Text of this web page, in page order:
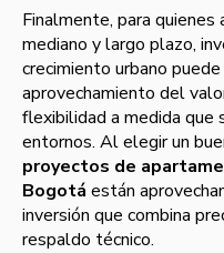
Finalmente, para quienes
mediano y largo plazo,
crecimiento urbano
aprovechamiento del
flexibilidad a medida que
entornos. Al elegir un
proyectos de
Bogotá están
inversión que combina
respaldo técnico.